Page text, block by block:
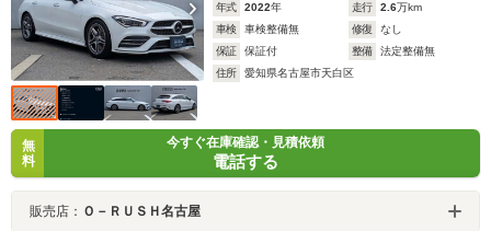
年式 2022年 走行 2.6万km
車検
車検整備無 修復
なし
保証
保証付 整備
法定整備無
住所
愛知県名古屋市天白区
無
料
今すぐ在庫確認・見積依頼
電話する
販売店： Ｏ－ＲＵＳＨ名古屋